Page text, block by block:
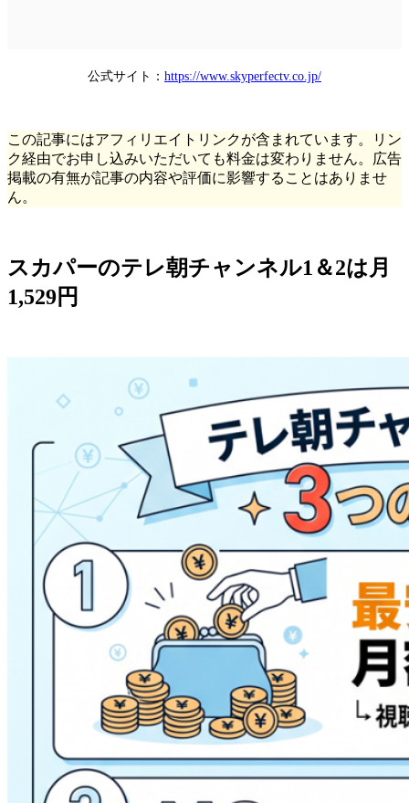
公式サイト： https://www.skyperfectv.co.jp/
この記事にはアフィリエイトリンクが含まれています。リン
ク経由でお申し込みいただいても料金は変わりません。広告
掲載の有無が記事の内容や評価に影響することはありませ
ん。
スカパーのテレ朝チャンネル1＆2は月
1,529円